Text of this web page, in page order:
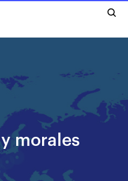
morales